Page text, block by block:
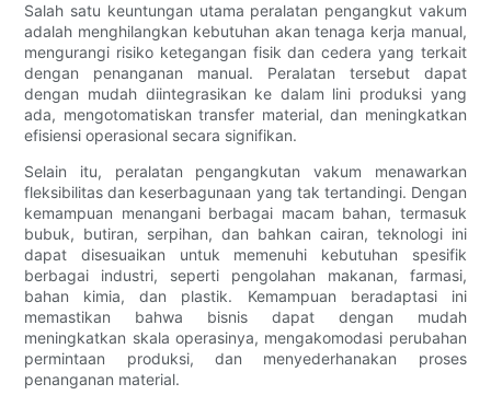
Salah satu keuntungan utama peralatan pengangkut vakum
adalah menghilangkan kebutuhan akan tenaga kerja manual,
mengurangi risiko ketegangan fisik dan cedera yang terkait
dengan penanganan manual. Peralatan tersebut dapat
dengan mudah diintegrasikan ke dalam lini produksi yang
ada, mengotomatiskan transfer material, dan meningkatkan
efisiensi operasional secara signifikan.
Selain itu, peralatan pengangkutan vakum menawarkan
fleksibilitas dan keserbagunaan yang tak tertandingi. Dengan
kemampuan menangani berbagai macam bahan, termasuk
bubuk, butiran, serpihan, dan bahkan cairan, teknologi ini
dapat disesuaikan untuk memenuhi kebutuhan spesifik
berbagai industri, seperti pengolahan makanan, farmasi,
bahan kimia, dan plastik. Kemampuan beradaptasi ini
memastikan bahwa bisnis dapat dengan mudah
meningkatkan skala operasinya, mengakomodasi perubahan
permintaan produksi, dan menyederhanakan proses
penanganan material.